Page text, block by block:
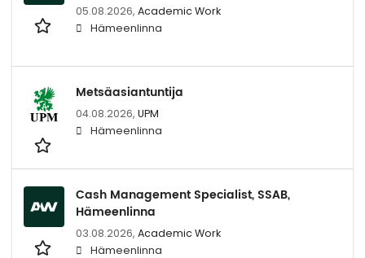
05.08.2026, Academic Work
Hämeenlinna
Metsäasiantuntija
04.08.2026, UPM
Hämeenlinna
Cash Management Specialist, SSAB,
Hämeenlinna
03.08.2026, Academic Work
Hämeenlinna